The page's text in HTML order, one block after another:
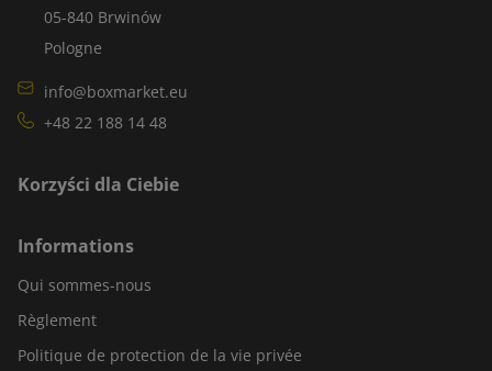
05-840 Brwinów
Pologne
info@boxmarket.eu
+48 22 188 14 48
Korzyści dla Ciebie
Informations
Qui sommes-nous
Règlement
Politique de protection de la vie privée